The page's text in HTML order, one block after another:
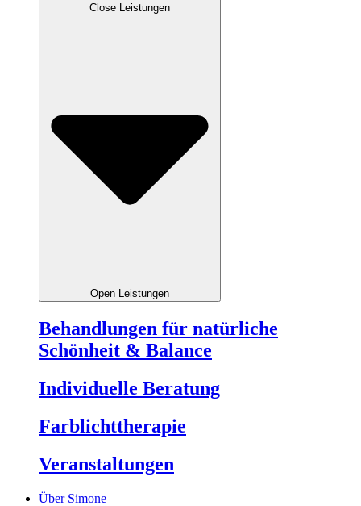
Close Leistungen
Open Leistungen
Behandlungen für natürliche
Schönheit & Balance
Individuelle Beratung
Farblichttherapie
Veranstaltungen
Über Simone